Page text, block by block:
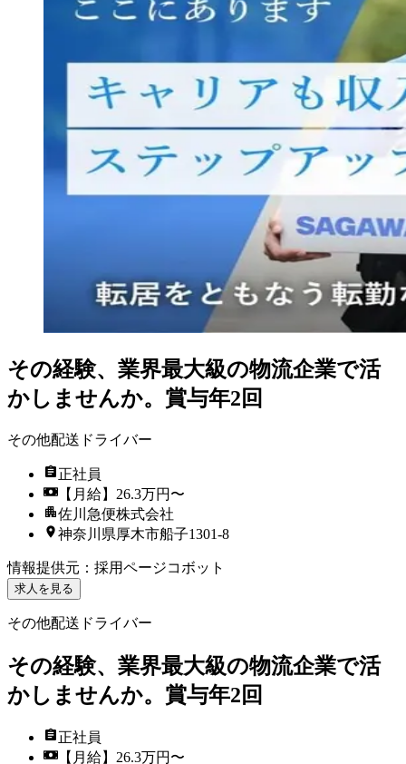
その経験、業界最大級の物流企業で活
かしませんか。賞与年2回
その他配送ドライバー
正社員
【月給】26.3万円〜
佐川急便株式会社
神奈川県厚木市船子1301-8
情報提供元 ： 採用ページコボット
求人を見る
その他配送ドライバー
その経験、業界最大級の物流企業で活
かしませんか。賞与年2回
正社員
【月給】26.3万円〜